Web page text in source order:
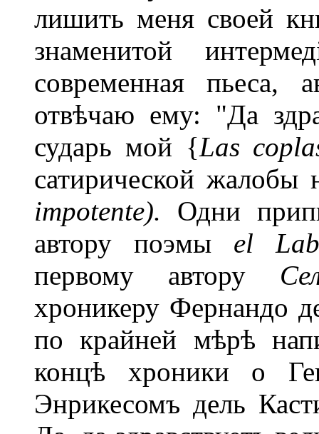
лишить меня своей
знаменитой
современная пьеса,
отвѣчаю ему: "Да
сударь мой {Las
сатирической жалобы
impotente). Одни
автору поэмы el
первому автору
хроникеру Фернандо
по крайней мѣрѣ
концѣ хроники о
Энрикесомъ дель